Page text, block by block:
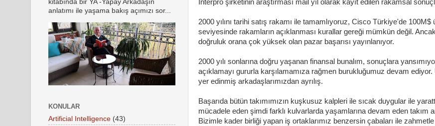
İnterpro şirketinin araştırması mail yıl olarak kayıt edilen rakamsal
2000 yılını tarihi satış rakamı ile tamamlıyoruz, Cisco Türkiye'de
seviyesinde rakamların açıklanması kurallar gereği mümkün değil.
doğruluk orana çok yüksek olan pazar başarısı yayınlanıyor.
2000 yılı sonlarına doğru yaşanan finansal bunalım, sonuçlara
açıklamayı gururla karşılamamıza rağmen burukluğumuz devam
yer edinmiş arkadaşlarımızdan ayrılış.
Başarıda bütün takımımızın kuşkusuz kalpleri ile sıcak duygular ile
mücadele eden şimdi farklı kulvarlarda yaşamlarına devam eden takım
Bizimle kader birliği yapan iş ortaklarımız benzersin çabaları ile
kitabında bir YA -Yapay Arkadaşın
anlatımı ile yaşama bakış açımızı sor...
KONULAR
Artificial Intelligence (43)